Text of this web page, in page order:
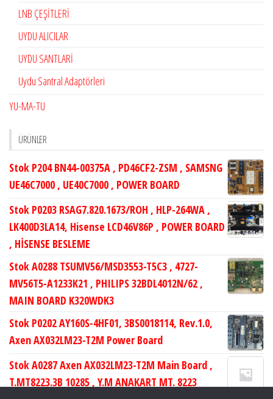
LNB ÇEŞİTLERİ
UYDU ALICILAR
UYDU SANTLARİ
Uydu Santral Adaptörleri
YU-MA-TU
ÜRÜNLER
Stok P204 BN44-00375A , PD46CF2-ZSM , SAMSNG
UE46C7000 , UE40C7000 , POWER BOARD
Stok P0203 RSAG7.820.1673/ROH , HLP-264WA ,
LK400D3LA14, Hisense LCD46V86P , POWER BOARD
, HİSENSE BESLEME
Stok A0288 TSUMV56/MSD3553-T5C3 , 4727-
MV56T5-A1233K21 , PHILIPS 32BDL4012N/62 ,
MAIN BOARD K320WDK3
Stok P0202 AY160S-4HF01, 3BS0018114, Rev.1.0,
Axen AX032LM23-T2M Power Board
Stok A0287 Axen AX032LM23-T2M Main Board ,
T.MT8223.3B 10285 , Y.M ANAKART MT. 8223